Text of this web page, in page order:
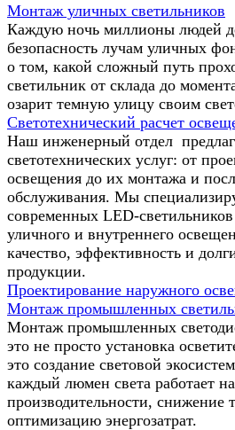
Монтаж уличных светильников
Каждую ночь миллионы людей
безопасность лучам уличных
о том, какой сложный путь
светильник от склада до
озарит темную улицу своим
Светотехнический расчет
Наш инженерный отдел
светотехнических услуг: от
освещения до их монтажа и
обслуживания. Мы
современных LED-
уличного и внутреннего
качество, эффективность и
продукции.
Проектирование наружного
Монтаж промышленных
Монтаж промышленных
это не просто установка
это создание световой
каждый люмен света работает
производительности, снижение
оптимизацию энергозатрат.